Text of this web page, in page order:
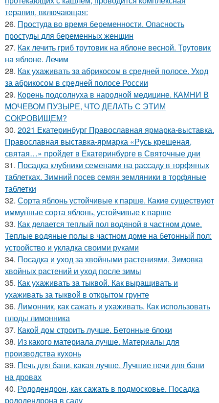
терапия, включающая:
26. Простуда во время беременности. Опасность
простуды для беременных женщин
27. Как лечить гриб трутовик на яблоне весной. Трутовик
на яблоне. Лечим
28. Как ухаживать за абрикосом в средней полосе. Уход
за абрикосом в средней полосе России
29. Корень подсолнуха в народной медицине. КАМНИ В
МОЧЕВОМ ПУЗЫРЕ, ЧТО ДЕЛАТЬ С ЭТИМ
СОКРОВИЩЕМ?
30. 2021 Екатеринбург Православная ярмарка-выставка.
Православная выставка-ярмарка «Русь крещеная,
святая…» пройдет в Екатеринбурге в Святочные дни
31. Посадка клубники семенами на рассаду в торфяных
таблетках. Зимний посев семян земляники в торфяные
таблетки
32. Сорта яблонь устойчивые к парше. Какие существуют
иммунные сорта яблонь, устойчивые к парше
33. Как делается теплый пол водяной в частном доме.
Теплые водяные полы в частном доме на бетонный пол:
устройство и укладка своими руками
34. Посадка и уход за хвойными растениями. Зимовка
хвойных растений и уход после зимы
35. Как ухаживать за тыквой. Как выращивать и
ухаживать за тыквой в открытом грунте
36. Лимонник, как сажать и ухаживать. Как использовать
плоды лимонника
37. Какой дом строить лучше. Бетонные блоки
38. Из какого материала лучше. Материалы для
производства кухонь
39. Печь для бани, какая лучше. Лучшие печи для бани
на дровах
40. Рододендрон, как сажать в подмосковье. Посадка
рододендрона в саду